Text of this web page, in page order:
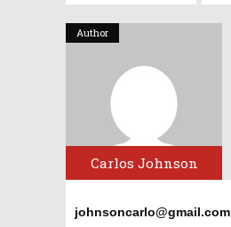
Author
Carlos Johnson
johnsoncarlo@gmail.com